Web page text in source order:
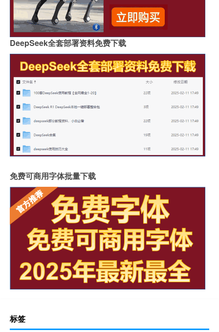
DeepSeek全套部署资料免费下载
免费可商用字体批量下载
标签